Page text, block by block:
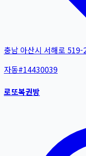
충남 아산시 서해로 519-
자동#14430039
로또복권방